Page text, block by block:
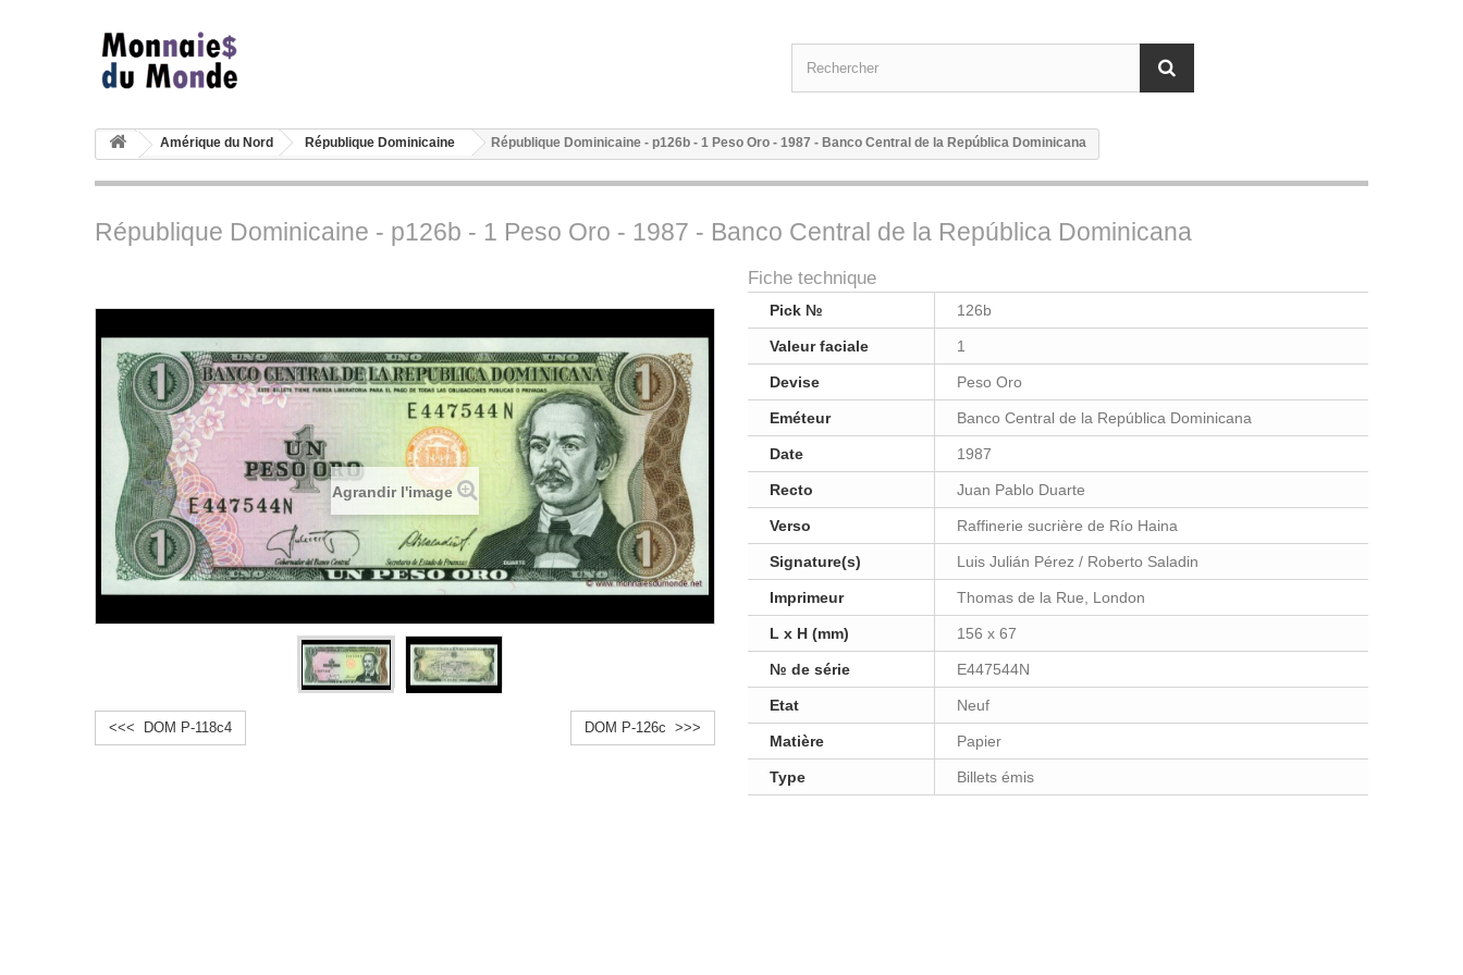
Amérique du Nord République Dominicaine République Dominicaine - p126b - 1 Peso Oro - 1987 - Banco Central de la República Dominicana
République Dominicaine - p126b - 1 Peso Oro - 1987 - Banco Central de la República Dominicana
Agrandir l'image
<<< DOM P-118c4 DOM P-126c >>>
Fiche technique
Pick № 126b
Valeur faciale 1
Devise Peso Oro
Eméteur Banco Central de la República Dominicana
Date 1987
Recto Juan Pablo Duarte
Verso Raffinerie sucrière de Río Haina
Signature(s) Luis Julián Pérez / Roberto Saladin
Imprimeur Thomas de la Rue, London
L x H (mm) 156 x 67
№ de série E447544N
Etat Neuf
Matière Papier
Type Billets émis